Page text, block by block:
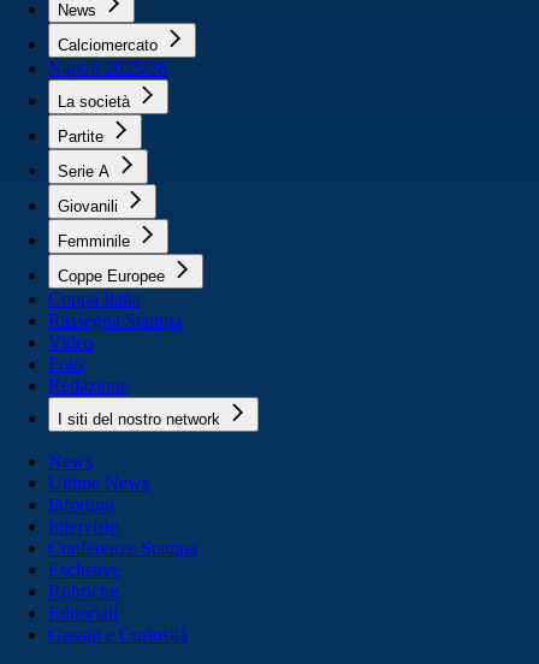
News
Calciomercato
Napoli 2025/26
La società
Partite
Serie A
Giovanili
Femminile
Coppe Europee
Coppa Italia
Rassegna Stampa
Video
Foto
Redazione
I siti del nostro network
News
Ultime News
Infortuni
Interviste
Conferenze Stampa
Esclusive
Rubriche
Editoriali
Gossip e Curiosità